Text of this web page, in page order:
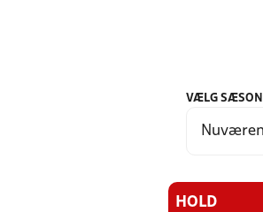
VÆLG SÆSON
HOLD